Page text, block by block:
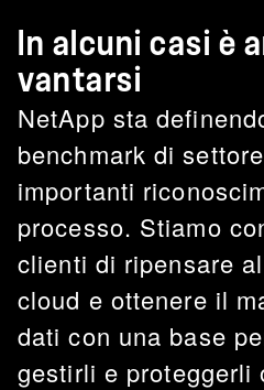
In alcuni casi è
vantarsi
NetApp sta
benchmark di
importanti
processo. Stiamo
clienti di ripensare
cloud e ottenere il
dati con una base
gestirli e proteggerli